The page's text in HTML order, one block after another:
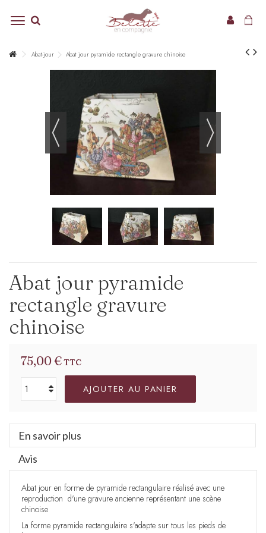
Abat-jour Abat jour pyramide rectangle gravure chinoise
Abat jour pyramide
rectangle gravure
chinoise
75,00 €TTC
AJOUTER AU PANIER
En savoir plus
Avis
Abat jour en forme de pyramide rectangulaire réalisé avec une
reproduction d'une gravure ancienne représentant une scène
chinoise
La forme pyramide rectangulaire s'adapte sur tous les pieds de